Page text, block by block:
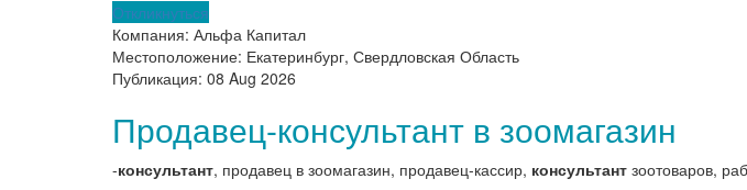
Откликнуться
Компания: Альфа Капитал
Местоположение: Екатеринбург, Свердловская Область
Публикация: 08 Aug 2026
Продавец-консультант в зоомагазин
-консультант, продавец в зоомагазин, продавец-кассир, консультант зоотоваров,